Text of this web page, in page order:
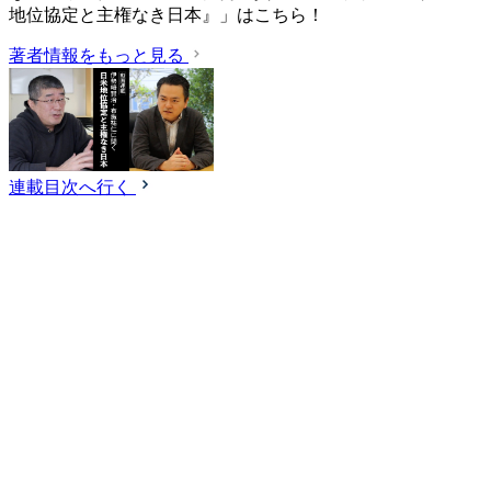
地位協定と主権なき日本』」はこちら！
著者情報をもっと見る
連載目次へ行く